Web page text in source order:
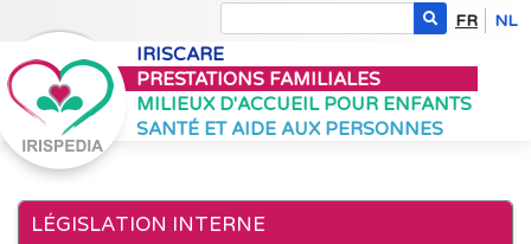
FR NL
IRISCARE
PRESTATIONS FAMILIALES
MILIEUX D'ACCUEIL POUR ENFANTS
SANTÉ ET AIDE AUX PERSONNES
LÉGISLATION INTERNE